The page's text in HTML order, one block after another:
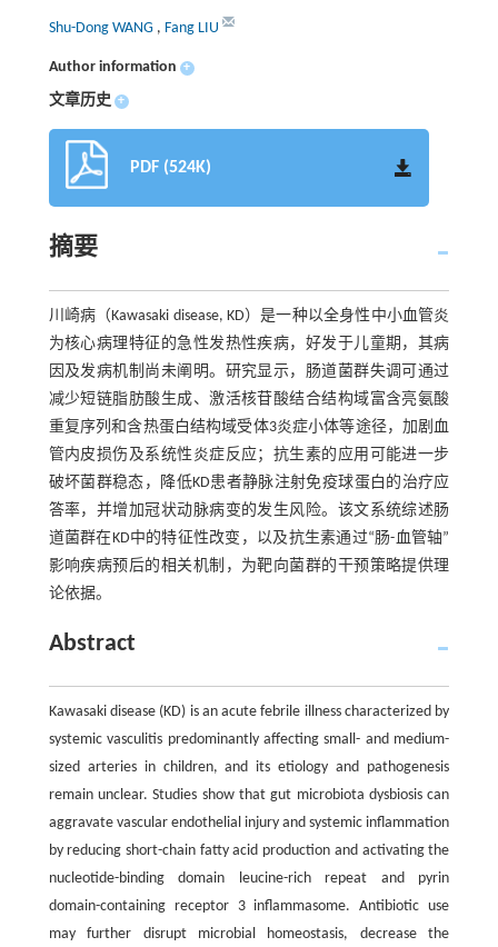
Shu-Dong WANG , Fang LIU
Author information +
文章历史 +
PDF (524K)
摘要
川崎病（Kawasaki disease, KD）是一种以全身性中小血管炎
为核心病理特征的急性发热性疾病，好发于儿童期，其病
因及发病机制尚未阐明。研究显示，肠道菌群失调可通过
减少短链脂肪酸生成、激活核苷酸结合结构域富含亮氨酸
重复序列和含热蛋白结构域受体3炎症小体等途径，加剧血
管内皮损伤及系统性炎症反应；抗生素的应用可能进一步
破坏菌群稳态，降低KD患者静脉注射免疫球蛋白的治疗应
答率，并增加冠状动脉病变的发生风险。该文系统综述肠
道菌群在KD中的特征性改变，以及抗生素通过“肠-血管轴”
影响疾病预后的相关机制，为靶向菌群的干预策略提供理
论依据。
Abstract
Kawasaki disease (KD) is an acute febrile illness characterized by
systemic vasculitis predominantly affecting small- and medium-
sized arteries in children, and its etiology and pathogenesis
remain unclear. Studies show that gut microbiota dysbiosis can
aggravate vascular endothelial injury and systemic inflammation
by reducing short-chain fatty acid production and activating the
nucleotide-binding domain leucine-rich repeat and pyrin
domain-containing receptor 3 inflammasome. Antibiotic use
may further disrupt microbial homeostasis, decrease the